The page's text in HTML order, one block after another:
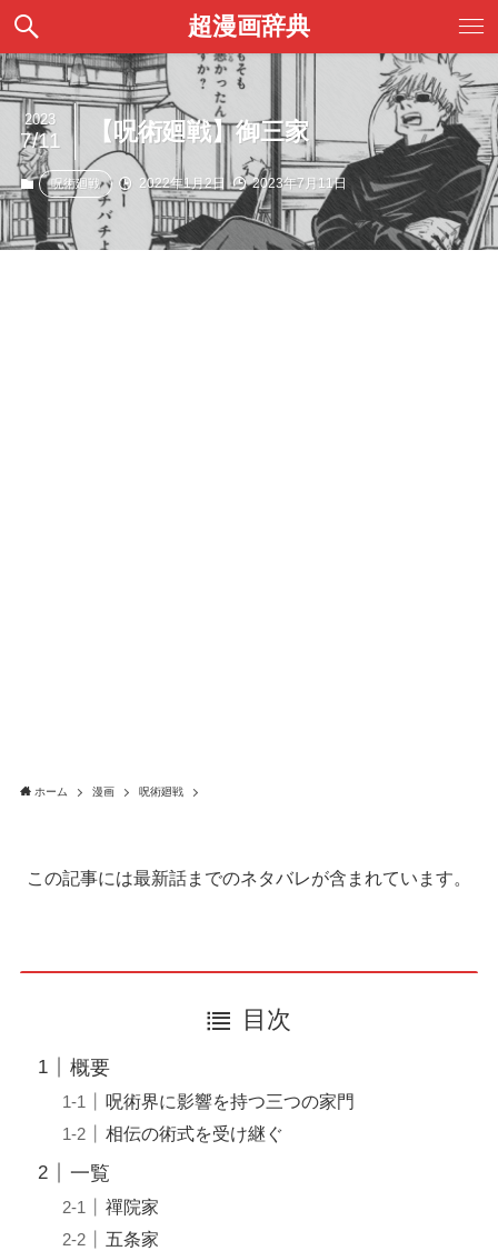
超漫画辞典
【呪術廻戦】御三家
2023
7/11
呪術廻戦 2022年1月2日 2023年7月11日
ホーム 漫画 呪術廻戦
この記事には最新話までのネタバレが含まれています。
目次
概要
呪術界に影響を持つ三つの家門
相伝の術式を受け継ぐ
一覧
禪院家
五条家